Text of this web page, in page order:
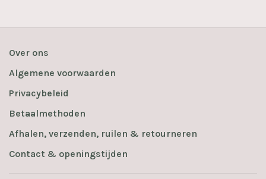
Over ons
Algemene voorwaarden
Privacybeleid
Betaalmethoden
Afhalen, verzenden, ruilen & retourneren
Contact & openingstijden